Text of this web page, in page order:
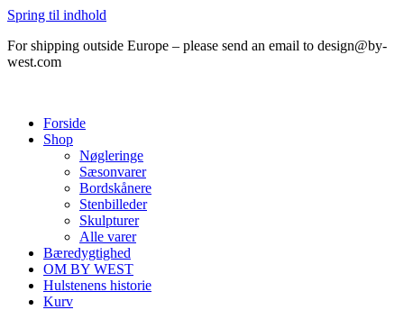
Spring til indhold
For shipping outside Europe – please send an email to design@by-
west.com
Forside
Shop
Nøgleringe
Sæsonvarer
Bordskånere
Stenbilleder
Skulpturer
Alle varer
Bæredygtighed
OM BY WEST
Hulstenens historie
Kurv